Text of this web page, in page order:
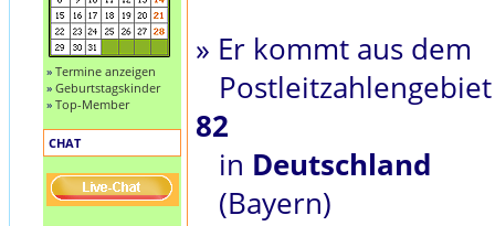
» Termine anzeigen
» Geburtstagskinder
» Top-Member
CHAT
» Er kommt aus dem
Postleitzahlengebiet
82
in Deutschland
(Bayern)